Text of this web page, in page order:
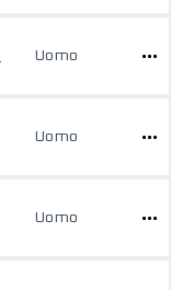
Uomo
Uomo
Uomo